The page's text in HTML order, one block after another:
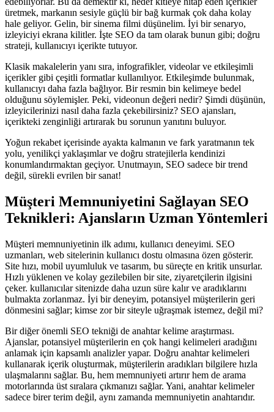
üretmek, markanın sesiyle güçlü bir bağ kurmak çok daha kolay
hale geliyor. Gelin, bir sinema filmi düşünelim. İyi bir senaryo,
izleyiciyi ekrana kilitler. İşte SEO da tam olarak bunun gibi; doğru
strateji, kullanıcıyı içerikte tutuyor.
Klasik makalelerin yanı sıra, infografikler, videolar ve etkileşimli
içerikler gibi çeşitli formatlar kullanılıyor. Etkileşimde bulunmak,
kullanıcıyı daha fazla bağlıyor. Bir resmin bin kelimeye bedel
olduğunu söylemişler. Peki, videonun değeri nedir? Şimdi düşünün,
izleyicilerinizi nasıl daha fazla çekebilirsiniz? SEO ajansları,
içerikteki zenginliği artırarak bu sorunun yanıtını buluyor.
Yoğun rekabet içerisinde ayakta kalmanın ve fark yaratmanın tek
yolu, yenilikçi yaklaşımlar ve doğru stratejilerla kendinizi
konumlandırmaktan geçiyor. Unutmayın, SEO sadece bir trend
değil, sürekli evrilen bir sanat!
Müşteri Memnuniyetini Sağlayan SEO
Teknikleri: Ajansların Uzman Yöntemleri
Müşteri memnuniyetinin ilk adımı, kullanıcı deneyimi. SEO
uzmanları, web sitelerinin kullanıcı dostu olmasına özen gösterir.
Site hızı, mobil uyumluluk ve tasarım, bu süreçte en kritik unsurlar.
Hızlı yüklenen ve kolay gezilebilen bir site, ziyaretçilerin ilgisini
çeker. kullanıcılar sitenizde daha uzun süre kalır ve aradıklarını
bulmakta zorlanmaz. İyi bir deneyim, potansiyel müşterilerin geri
dönmesini sağlar; kimse zor bir siteyle uğraşmak istemez, değil mi?
Bir diğer önemli SEO tekniği de anahtar kelime araştırması.
Ajanslar, potansiyel müşterilerin en çok hangi kelimeleri aradığını
anlamak için kapsamlı analizler yapar. Doğru anahtar kelimeleri
kullanarak içerik oluşturmak, müşterilerin aradıkları bilgilere hızla
ulaşmalarını sağlar. Bu, hem memnuniyeti artırır hem de arama
motorlarında üst sıralara çıkmanızı sağlar. Yani, anahtar kelimeler
sadece birer terim değil, aynı zamanda memnuniyetin anahtarıdır.